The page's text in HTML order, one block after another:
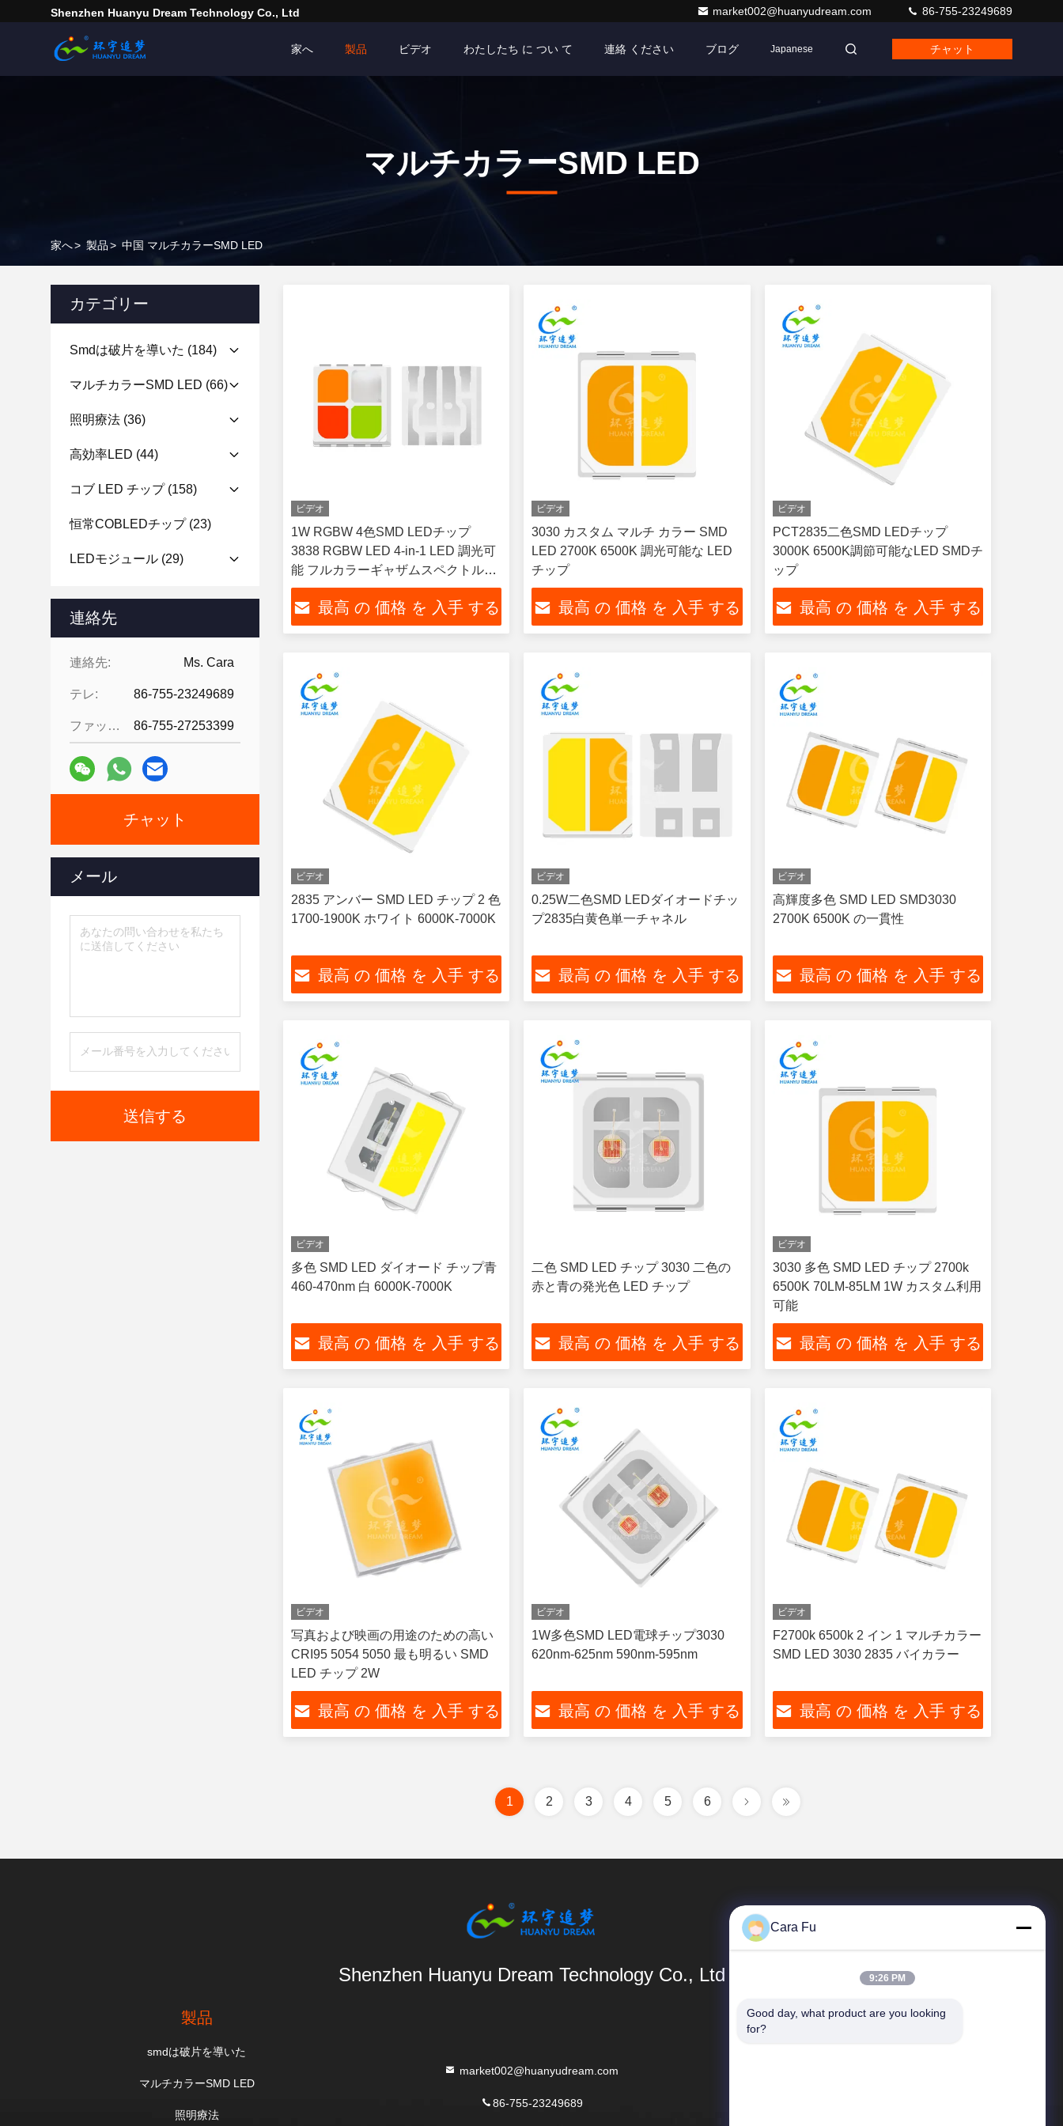
Shenzhen Huanyu Dream Technology Co., Ltd market002@huanyudream.com 86-755-23249689
家へ 製品 ビデオ わたしたち に つい て 連絡 ください ブログ Japanese チャット
マルチカラーSMD LED
家へ> 製品> 中国 マルチカラーSMD LED
カテゴリー
Smdは破片を導いた (184)
マルチカラーSMD LED (66)
照明療法 (36)
高効率LED (44)
コブ LED チップ(158)
恒常COBLEDチップ(23)
LEDモジュール (29)
連絡先
連絡先: Ms. Cara
テレ: 86-755-23249689
ファックス: 86-755-27253399
チャット
メール
送信する
ビデオ
1W RGBW 4色SMD LEDチップ
3838 RGBW LED 4-in-1 LED 調光可
能 フルカラーギャザムスペクトル
SMD LEDストリップライト用 アン
ビエント照明用 Bridgelux類似
最高 の 価格 を 入手 する
ビデオ
3030 カスタム マルチ カラー SMD
LED 2700K 6500K 調光可能な LED
チップ
最高 の 価格 を 入手 する
ビデオ
PCT2835二色SMD LEDチップ
3000K 6500K調節可能なLED SMDチ
ップ
最高 の 価格 を 入手 する
ビデオ
2835 アンバー SMD LED チップ 2 色
1700-1900K ホワイト 6000K-7000K
最高 の 価格 を 入手 する
ビデオ
0.25W二色SMD LEDダイオードチッ
プ2835白黄色単一チャネル
最高 の 価格 を 入手 する
ビデオ
高輝度多色 SMD LED SMD3030
2700K 6500K の一貫性
最高 の 価格 を 入手 する
ビデオ
多色 SMD LED ダイオード チップ青
460-470nm 白 6000K-7000K
最高 の 価格 を 入手 する
二色 SMD LED チップ 3030 二色の
赤と青の発光色 LED チップ
最高 の 価格 を 入手 する
ビデオ
3030 多色 SMD LED チップ 2700k
6500K 70LM-85LM 1W カスタム利用
可能
最高 の 価格 を 入手 する
ビデオ
写真および映画の用途のための高い
CRI95 5054 5050 最も明るい SMD
LED チップ 2W
最高 の 価格 を 入手 する
ビデオ
1W多色SMD LED電球チップ3030
620nm-625nm 590nm-595nm
最高 の 価格 を 入手 する
ビデオ
F2700k 6500k 2 イン 1 マルチカラー
SMD LED 3030 2835 バイカラー
最高 の 価格 を 入手 する
1 2 3 4 5 6
Shenzhen Huanyu Dream Technology Co., Ltd
製品
smdは破片を導いた
マルチカラーSMD LED
照明療法
market002@huanyudream.com
86-755-23249689
簡単なリンク
Cara Fu
9:26 PM
Good day, what product are you looking
for?